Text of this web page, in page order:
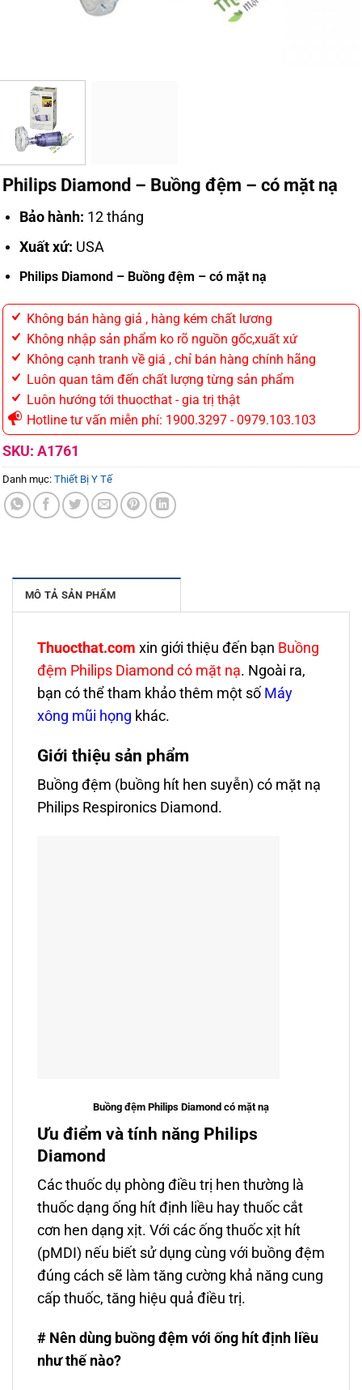
Philips Diamond – Buồng đệm – có mặt nạ
Bảo hành: 12 tháng
Xuất xứ: USA
Philips Diamond – Buồng đệm – có mặt nạ
Không bán hàng giả , hàng kém chất lương
Không nhập sản phẩm ko rõ nguồn gốc,xuất xứ
Không cạnh tranh về giá , chỉ bán hàng chính hãng
Luôn quan tâm đến chất lượng từng sản phẩm
Luôn hướng tới thuocthat - gia trị thật
Hotline tư vấn miễn phí: 1900.3297 - 0979.103.103
SKU: A1761
Danh mục: Thiết Bị Y Tế
MÔ TẢ SẢN PHẨM
Thuocthat.com xin giới thiệu đến bạn Buồng
đệm Philips Diamond có mặt nạ. Ngoài ra,
bạn có thể tham khảo thêm một số Máy
xông mũi họng khác.
Giới thiệu sản phẩm
Buồng đệm (buồng hít hen suyễn) có mặt nạ
Philips Respironics Diamond.
Buồng đệm Philips Diamond có mặt nạ
Ưu điểm và tính năng Philips
Diamond
Các thuốc dụ phòng điều trị hen thường là
thuốc dạng ống hít định liều hay thuốc cắt
cơn hen dạng xịt. Với các ống thuốc xịt hít
(pMDI) nếu biết sử dụng cùng với buồng đệm
đúng cách sẽ làm tăng cường khả năng cung
cấp thuốc, tăng hiệu quả điều trị.
# Nên dùng buồng đệm với ống hít định liều
như thế nào?